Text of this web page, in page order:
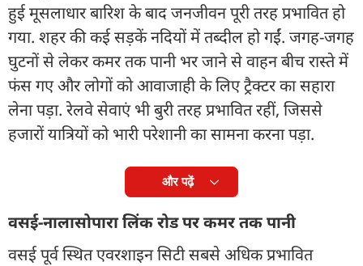
हुई मूसलाधार बारिश के बाद जनजीवन पूरी तरह प्रभावित हो
गया. शहर की कई सड़कें नदियों में तब्दील हो गईं. जगह-जगह
घुटनों से लेकर कमर तक पानी भर जाने से वाहन बीच रास्ते में
फंस गए और लोगों को आवाजाही के लिए ट्रैक्टर का सहारा
लेना पड़ा. रेलवे सेवाएं भी बुरी तरह प्रभावित रहीं, जिससे
हजारों यात्रियों को भारी परेशानी का सामना करना पड़ा.
और पढ़ें
वसई-नालासोपारा लिंक रोड पर कमर तक पानी
वसई पूर्व स्थित एवरशाइन सिटी सबसे अधिक प्रभावित